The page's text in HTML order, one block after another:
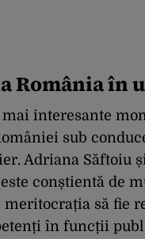
România în
interesante
sub
Adriana Săftoiu
conștientă de
să fie
în funcții